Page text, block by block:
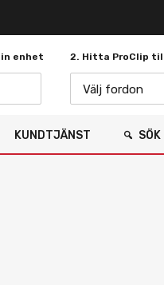
enhet 2. Hitta ProClip
Välj fordon
KUNDTJÄNST SÖK